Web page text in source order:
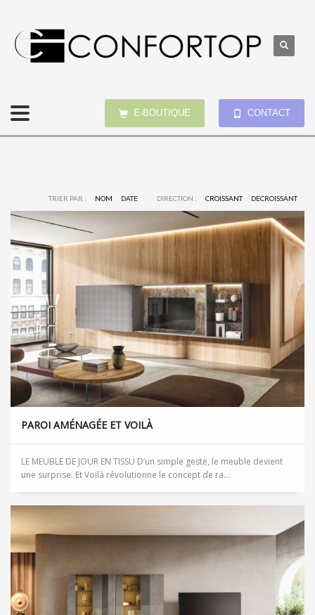
E-BOUTIQUE CONTACT
TRIER PAR : NOM DATE DIRECTION : CROISSANT DECROISSANT
PAROI AMÉNAGÉE ET VOILÀ
LE MEUBLE DE JOUR EN TISSU D’un simple geste, le meuble devient
une surprise. Et Voilà révolutionne le concept de ra...